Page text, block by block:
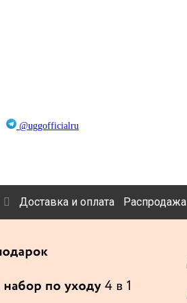
@uggofficialru
Доставка и оплата Распродажа